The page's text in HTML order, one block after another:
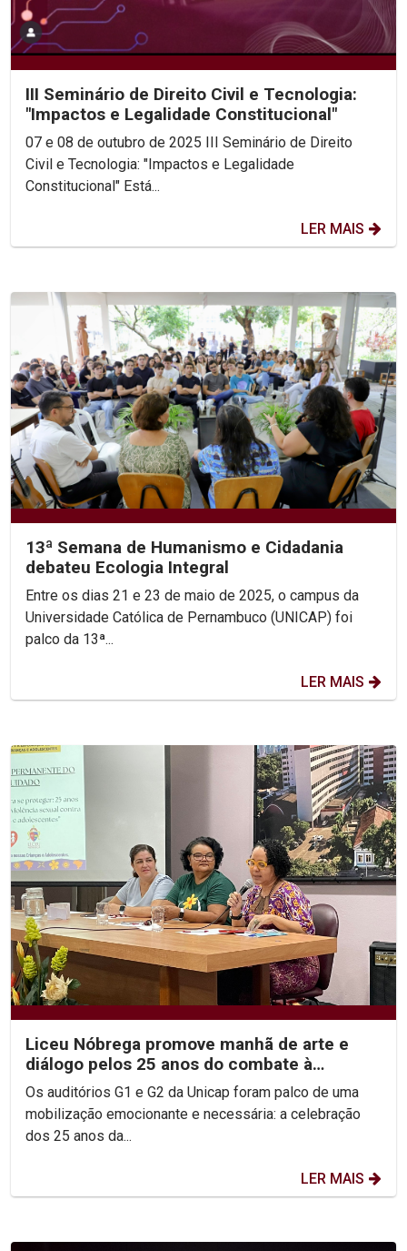
III Seminário de Direito Civil e Tecnologia:
"Impactos e Legalidade Constitucional"
07 e 08 de outubro de 2025 III Seminário de Direito
Civil e Tecnologia: "Impactos e Legalidade
Constitucional" Está...
LER MAIS
13ª Semana de Humanismo e Cidadania
debateu Ecologia Integral
Entre os dias 21 e 23 de maio de 2025, o campus da
Universidade Católica de Pernambuco (UNICAP) foi
palco da 13ª...
LER MAIS
Liceu Nóbrega promove manhã de arte e
diálogo pelos 25 anos do combate à
violência sexual infantil
Os auditórios G1 e G2 da Unicap foram palco de uma
mobilização emocionante e necessária: a celebração
dos 25 anos da...
LER MAIS